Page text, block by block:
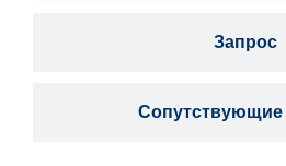
Запрос
Сопутствующие